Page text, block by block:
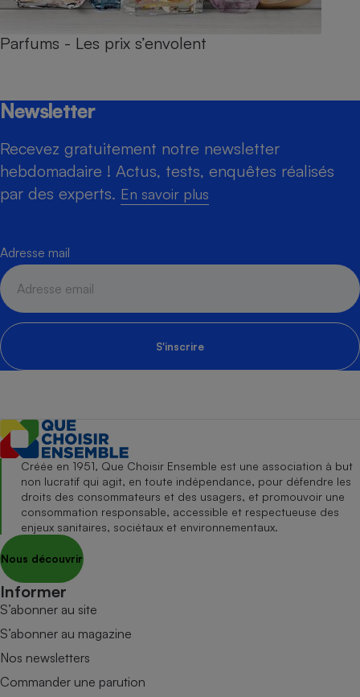
Parfums - Les prix s’envolent
Newsletter
Recevez gratuitement notre newsletter
hebdomadaire ! Actus, tests, enquêtes réalisés
par des experts. En savoir plus
Adresse mail
S'inscrire
Créée en 1951, Que Choisir Ensemble est une association à but
non lucratif qui agit, en toute indépendance, pour défendre les
droits des consommateurs et des usagers, et promouvoir une
consommation responsable, accessible et respectueuse des
enjeux sanitaires, sociétaux et environnementaux.
Nous découvrir
Informer
S’abonner au site
S’abonner au magazine
Nos newsletters
Commander une parution